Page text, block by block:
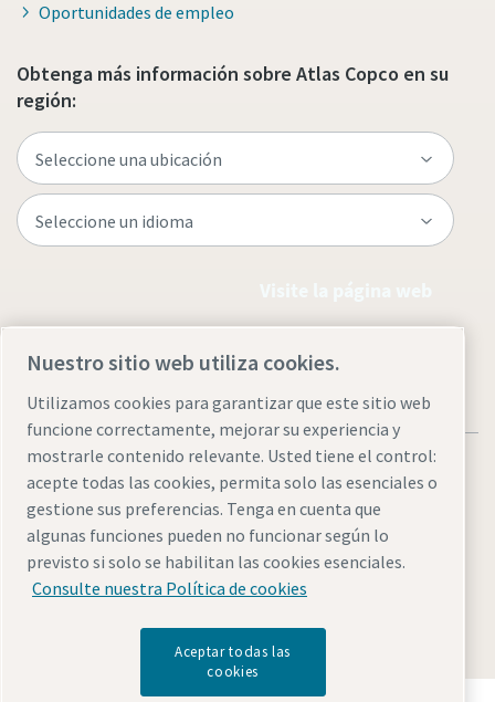
Oportunidades de empleo
Obtenga más información sobre Atlas Copco en su
región:
Aviso legal y aviso de privacidadAdministrar cookies
AccesibilidadMapa del sitio
© 2026 Atlas Copco AB
Nuestro sitio web utiliza cookies.
Utilizamos cookies para garantizar que este sitio web
funcione correctamente, mejorar su experiencia y
mostrarle contenido relevante. Usted tiene el control:
acepte todas las cookies, permita solo las esenciales o
gestione sus preferencias. Tenga en cuenta que
algunas funciones pueden no funcionar según lo
previsto si solo se habilitan las cookies esenciales.
Consulte nuestra Política de cookies
Aceptar todas las
cookies